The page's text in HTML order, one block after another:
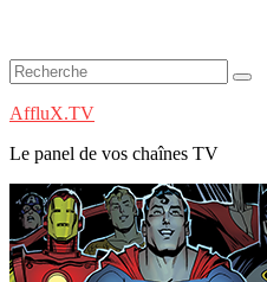
AffluX.TV
Le panel de vos chaînes TV